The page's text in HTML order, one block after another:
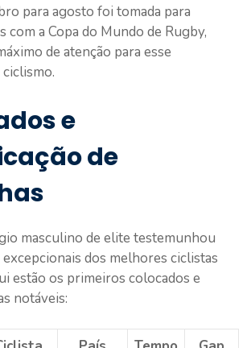
para agosto foi tomada para
a Copa do Mundo de Rugby,
de atenção para esse
e
de
masculino de elite testemunhou
dos melhores ciclistas
estão os primeiros colocados e
notáveis: